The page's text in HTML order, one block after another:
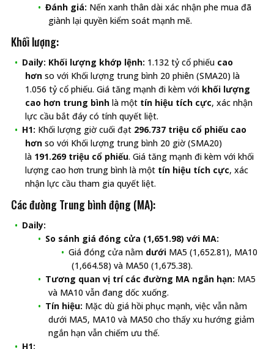
Đánh giá: Nến xanh thân dài xác nhận phe mua đã
giành lại quyền kiểm soát mạnh mẽ.
Khối lượng:
Daily: Khối lượng khớp lệnh: 1.132 tỷ cổ phiếu cao
hơn so với Khối lượng trung bình 20 phiên (SMA20) là
1.056 tỷ cổ phiếu. Giá tăng mạnh đi kèm với khối lượng
cao hơn trung bình là một tín hiệu tích cực, xác nhận
lực cầu bắt đáy có tính quyết liệt.
H1: Khối lượng giờ cuối đạt 296.737 triệu cổ phiếu cao
hơn so với Khối lượng trung bình 20 giờ (SMA20)
là 191.269 triệu cổ phiếu. Giá tăng mạnh đi kèm với khối
lượng cao hơn trung bình là một tín hiệu tích cực, xác
nhận lực cầu tham gia quyết liệt.
Các đường Trung bình động (MA):
Daily:
So sánh giá đóng cửa (1,651.98) với MA:
Giá đóng cửa nằm dưới MA5 (1,652.81), MA10
(1,664.58) và MA50 (1,675.38).
Tương quan vị trí các đường MA ngắn hạn: MA5
và MA10 vẫn đang dốc xuống.
Tín hiệu: Mặc dù giá hồi phục mạnh, việc vẫn nằm
dưới MA5, MA10 và MA50 cho thấy xu hướng giảm
ngắn hạn vẫn chiếm ưu thế.
H1: